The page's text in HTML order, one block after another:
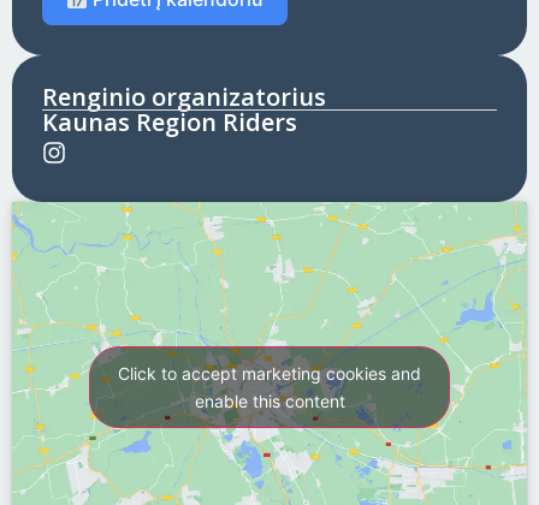
Renginio organizatorius
Kaunas Region Riders
Click to accept marketing cookies and
enable this content